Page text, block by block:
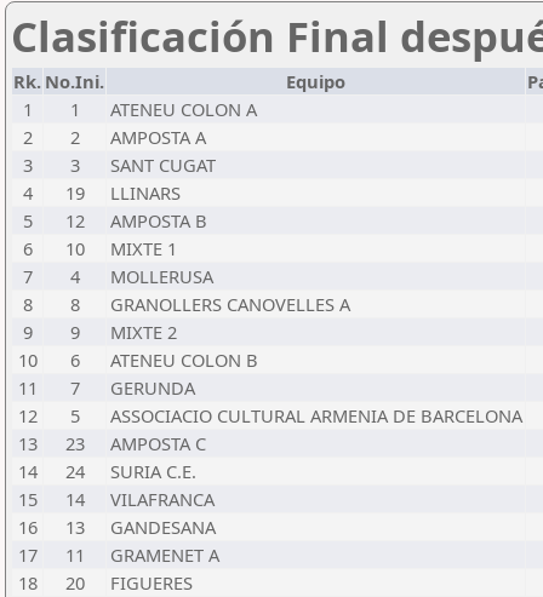
Clasificación Final
Rk. No.Ini. Equipo
1
1
ATENEU COLON A
2
2
AMPOSTA A
3
3
SANT CUGAT
4
19
LLINARS
5
12
AMPOSTA B
6
10
MIXTE 1
7
4
MOLLERUSA
8
8
GRANOLLERS CANOVELLES A
9
9
MIXTE 2
10
6
ATENEU COLON B
11
7
GERUNDA
12
5
ASSOCIACIO CULTURAL ARMENIA DE BARCELONA
13
23
AMPOSTA C
14
24
SURIA C.E.
15
14
VILAFRANCA
16
13
GANDESANA
17
11
GRAMENET A
18
20
FIGUERES